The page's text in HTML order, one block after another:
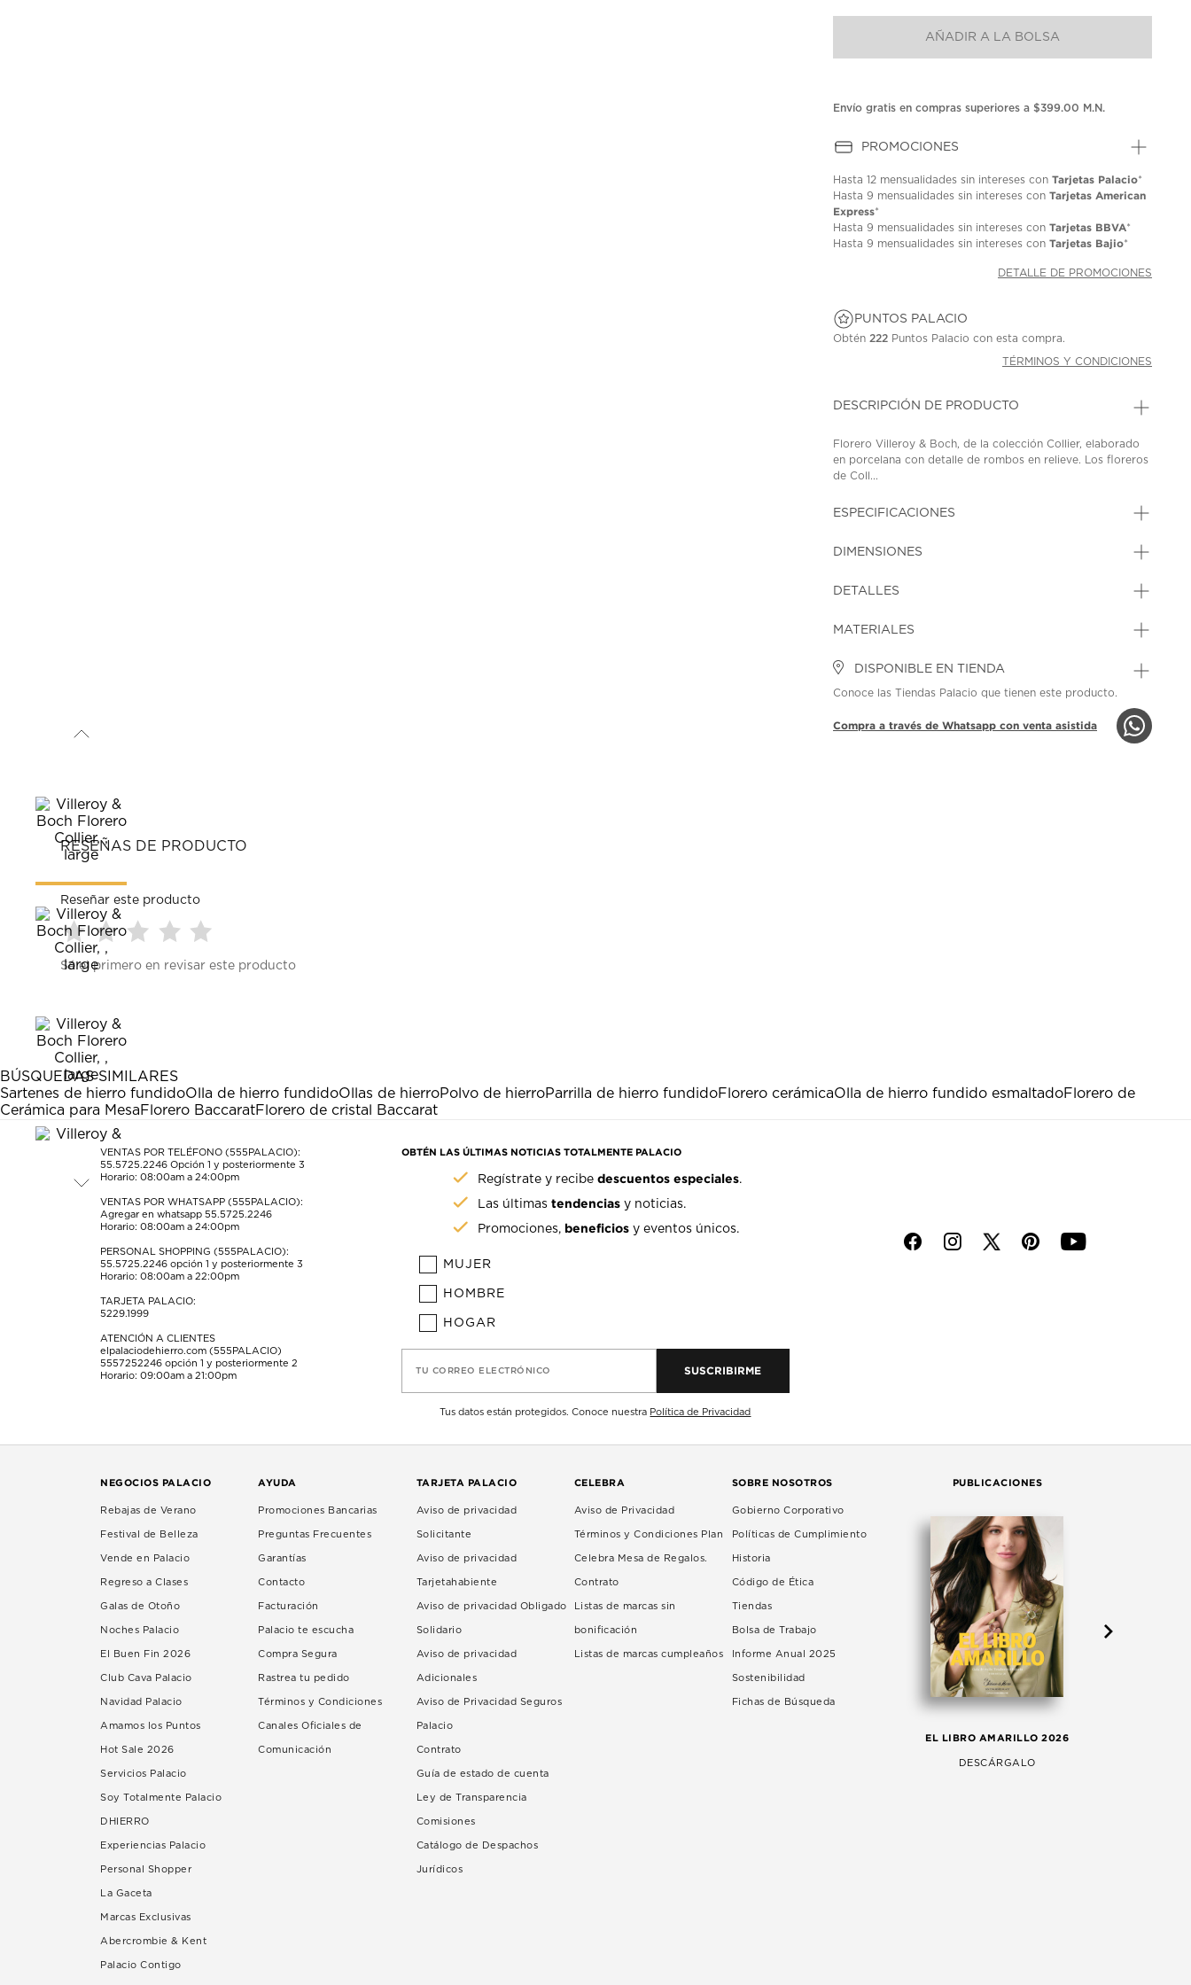
puntuación.
en
la
AÑADIR A LA BOLSA
Envío gratis en compras superiores a $399.00 M.N.
PROMOCIONES
Hasta12 mensualidades sin intereses conTarjetas Palacio*
Hasta9 mensualidades sin intereses conTarjetas American
Express*
Hasta9 mensualidades sin intereses conTarjetas BBVA*
Hasta9 mensualidades sin intereses conTarjetas Bajio*
DETALLE DE PROMOCIONES
PUNTOS PALACIO
Obtén 222 Puntos Palacio con esta compra.
TÉRMINOS Y CONDICIONES
DESCRIPCIÓN DE PRODUCTO
Florero Villeroy & Boch, de la colección Collier, elaborado
en porcelana con detalle de rombos en relieve. Los floreros
de Coll...
ESPECIFICACIONES
DIMENSIONES
DETALLES
MATERIALES
DISPONIBLE EN TIENDA
Conoce las Tiendas Palacio que tienen este producto.
Compra a través de Whatsapp con venta asistida
RESEÑAS DE PRODUCTO
Reseñar este producto
Seleccionar
para
artículo
con
1
estrella
Esta
acción
abrirá
el
formulario
envío.
Seleccionar
para
artículo
con
2
estrellas.
Esta
acción
abrirá
el
formulario
de
para
con
estrellas.
Esta
acción
abrirá
formulario
de
para
estrellas.
Esta
acción
abrirá
formulario
de
para
Esta
acción
abrirá
formulario
de
envío.
Sé el primero en revisar este producto
BÚSQUEDAS SIMILARES
Sartenes de hierro fundidoOlla de hierro fundidoOllas de hierroPolvo de hierroParrilla de hierro fundidoFlorero cerámicaOlla de hierro fundido esmaltadoFlorero de
Cerámica para MesaFlorero BaccaratFlorero de cristal Baccarat
VENTAS POR TELÉFONO (555PALACIO):
55.5725.2246 Opción 1 y posteriormente 3
Horario: 08:00am a 24:00pm
VENTAS POR WHATSAPP (555PALACIO):
Agregar en whatsapp 55.5725.2246
Horario: 08:00am a 24:00pm
PERSONAL SHOPPING (555PALACIO):
55.5725.2246 opción 1 y posteriormente 3
Horario: 08:00am a 22:00pm
TARJETA PALACIO:
5229.1999
ATENCIÓN A CLIENTES
elpalaciodehierro.com (555PALACIO)
5557252246 opción 1 y posteriormente 2
Horario: 09:00am a 21:00pm
OBTÉN LAS ÚLTIMAS NOTICIAS TOTALMENTE PALACIO
Regístrate y recibedescuentos especiales.
Las últimastendencias y noticias.
Promociones, beneficios y eventos únicos.
MUJER
HOMBRE
HOGAR
TU CORREO ELECTRÓNICO SUSCRIBIRME
Tus datos están protegidos. Conoce nuestra Política de Privacidad
f i p y
NEGOCIOS PALACIO
Rebajas de Verano
Festival de Belleza
Vende en Palacio
Regreso a Clases
Galas de Otoño
Noches Palacio
El Buen Fin 2026
Club Cava Palacio
Navidad Palacio
Amamos los Puntos
Hot Sale 2026
Servicios Palacio
Soy Totalmente Palacio
DHIERRO
Experiencias Palacio
Personal Shopper
La Gaceta
Marcas Exclusivas
Abercrombie & Kent
Palacio Contigo
AYUDA
Promociones Bancarias
Preguntas Frecuentes
Garantías
Contacto
Facturación
Palacio te escucha
Compra Segura
Rastrea tu pedido
Términos y Condiciones
Canales Oficiales de
Comunicación
TARJETA PALACIO
Aviso de privacidad
Solicitante
Aviso de privacidad
Tarjetahabiente
Aviso de privacidad Obligado
Solidario
Aviso de privacidad
Adicionales
Aviso de Privacidad Seguros
Palacio
Contrato
Guía de estado de cuenta
Ley de Transparencia
Comisiones
Catálogo de Despachos
Jurídicos
CELEBRA
Aviso de Privacidad
Términos y Condiciones Plan
Celebra Mesa de Regalos.
Contrato
Listas de marcas sin
bonificación
Listas de marcas cumpleaños
SOBRE NOSOTROS
Gobierno Corporativo
Políticas de Cumplimiento
Historia
Código de Ética
Tiendas
Bolsa de Trabajo
Informe Anual 2025
Sostenibilidad
Fichas de Búsqueda
PUBLICACIONES
EL LIBRO AMARILLO 2026
DESCÁRGALO